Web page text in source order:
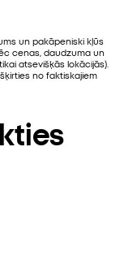
un pakāpeniski kļūs
cenas, daudzuma un
atsevišķās lokācijās).
no faktiskajiem